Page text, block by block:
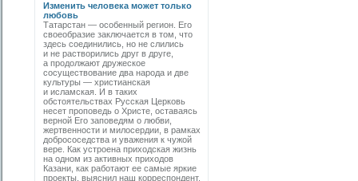
Изменить человека может только
любовь
Татарстан — особенный регион. Его
своеобразие заключается в том, что
здесь соединились, но не слились
и не растворились друг в друге,
а продолжают дружеское
сосуществование два народа и две
культуры — христианская
и исламская. И в таких
обстоятельствах Русская Церковь
несет проповедь о Христе, оставаясь
верной Его заповедям о любви,
жертвенности и милосердии, в рамках
добрососедства и уважения к чужой
вере. Как устроена приходская жизнь
на одном из активных приходов
Казани, как работают ее самые яркие
проекты, выяснил наш корреспондент.